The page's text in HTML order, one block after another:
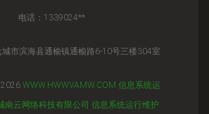
电话：1339024**
市滨海县通榆镇通榆路6-10号三楼304室
2026 WWW.HWWVAMW.COM 信息系统运
南云网络科技有限公司 信息系统运行维护